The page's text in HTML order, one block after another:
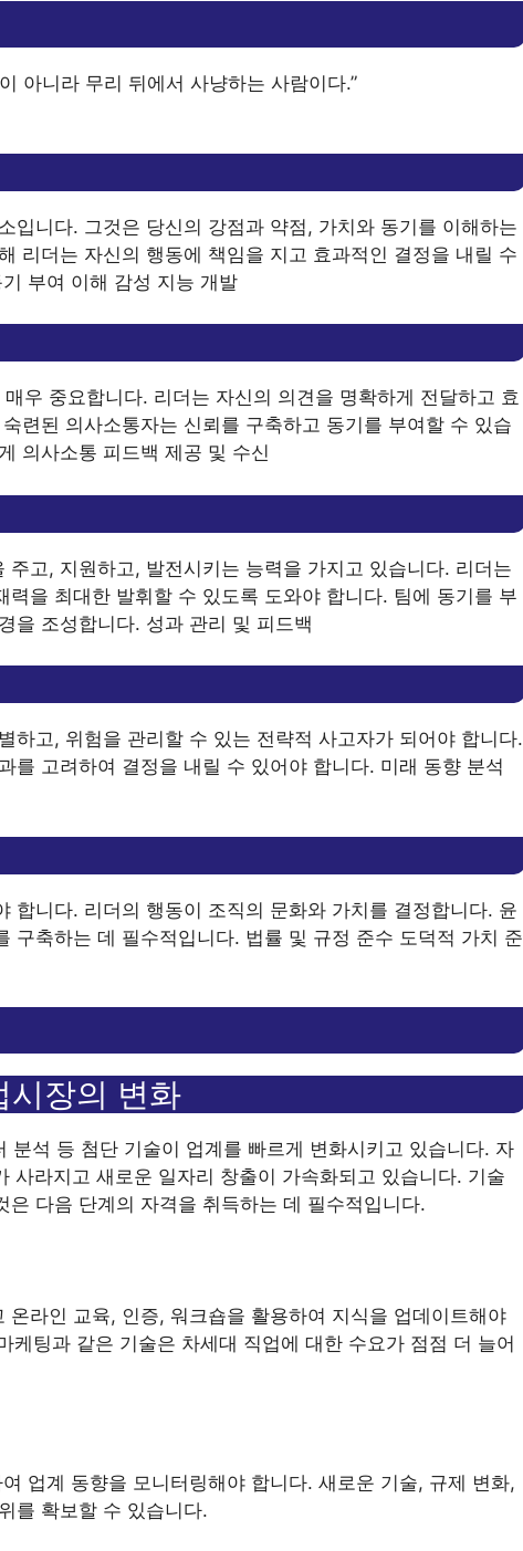
아니라 무리 뒤에서 사냥하는 사람이다.”
입니다. 그것은 당신의 강점과 약점, 가치와 동기를 이해하는
리더는 자신의 행동에 책임을 지고 효과적인 결정을 내릴 수
부여 이해 감성 지능 개발
우 중요합니다. 리더는 자신의 의견을 명확하게 전달하고 효
련된 의사소통자는 신뢰를 구축하고 동기를 부여할 수 있습
의사소통 피드백 제공 및 수신
주고, 지원하고, 발전시키는 능력을 가지고 있습니다. 리더는
력을 최대한 발휘할 수 있도록 도와야 합니다. 팀에 동기를 부
을 조성합니다. 성과 관리 및 피드백
하고, 위험을 관리할 수 있는 전략적 사고자가 되어야 합니다.
를 고려하여 결정을 내릴 수 있어야 합니다. 미래 동향 분석
합니다. 리더의 행동이 조직의 문화와 가치를 결정합니다. 윤
구축하는 데 필수적입니다. 법률 및 규정 준수 도덕적 가치 준
시장의 변화
분석 등 첨단 기술이 업계를 빠르게 변화시키고 있습니다. 자
사라지고 새로운 일자리 창출이 가속화되고 있습니다. 기술
은 다음 단계의 자격을 취득하는 데 필수적입니다.
온라인 교육, 인증, 워크숍을 활용하여 지식을 업데이트해야
케팅과 같은 기술은 차세대 직업에 대한 수요가 점점 더 늘어
업계 동향을 모니터링해야 합니다. 새로운 기술, 규제 변화,
를 확보할 수 있습니다.